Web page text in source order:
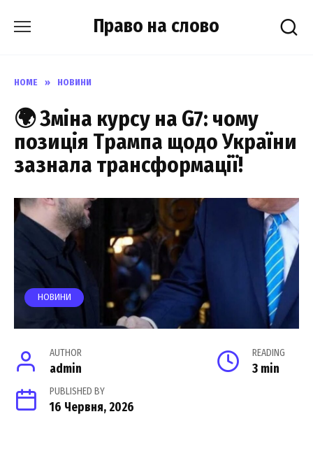
Право на слово
HOME » НОВИНИ
🌍 Зміна курсу на G7: чому
позиція Трампа щодо України
зазнала трансформації!
НОВИНИ
AUTHOR
admin
READING
3 min
PUBLISHED BY
16 Червня, 2026